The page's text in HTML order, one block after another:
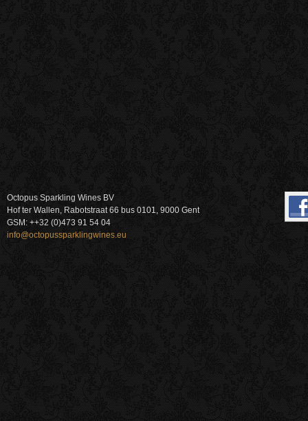
Octopus Sparkling Wines BV
Hof ter Wallen, Rabotstraat 66 bus 0101, 9000 Gent
GSM: ++32 (0)473 91 54 04
info@octopussparklingwines.eu